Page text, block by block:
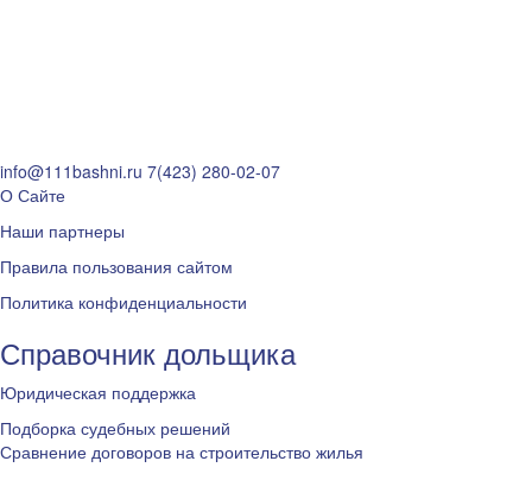
info@111bashni.ru 7(423) 280-02-07
О Сайте
Наши партнеры
Правила пользования сайтом
Политика конфиденциальности
Справочник дольщика
Юридическая поддержка
Подборка судебных решений
Сравнение договоров на строительство жилья